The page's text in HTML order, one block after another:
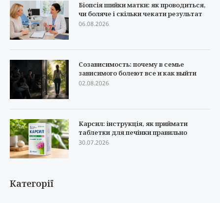
Біопсія шийки матки: як проводиться,
чи боляче і скільки чекати результат
06.08.2026
Созависимость: почему в семье
зависимого болеют все и как выйти
02.08.2026
Карсил: інструкція, як приймати
таблетки для печінки правильно
30.07.2026
Категорії